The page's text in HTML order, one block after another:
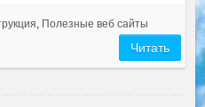
, Полезные веб сайты
Читать